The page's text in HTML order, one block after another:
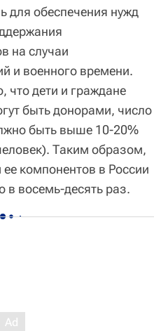
для обеспечения нужд
на случаи
и военного времени.
что дети и граждане
быть донорами, число
быть выше 10-20%
Таким образом,
компонентов в России
в восемь-десять раз.